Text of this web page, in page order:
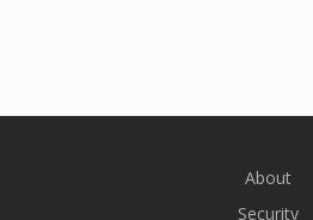
About
Security